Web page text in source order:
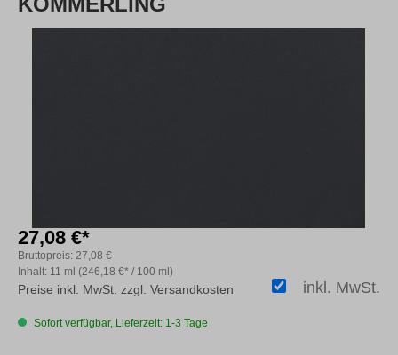
27,08 €*
Inhalt: 11 ml (246,18 €* / 100 ml)
Bruttopreis: 27,08 €
inkl. MwSt.
Preise inkl. MwSt. zzgl. Versandkosten
Sofort verfügbar, Lieferzeit: 1-3 Tage